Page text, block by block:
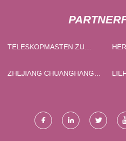
TELESKOPMASTEN ZU
ZHEJIANG CHUANGHANG